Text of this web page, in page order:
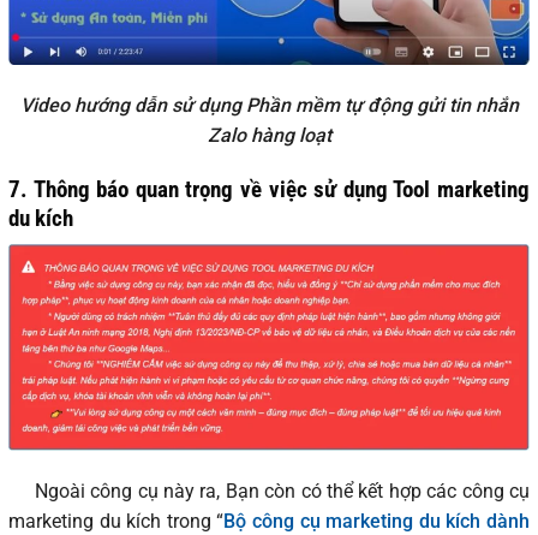
Video hướng dẫn sử dụng Phần mềm tự động gửi tin nhắn
Zalo hàng loạt
7. Thông báo quan trọng về việc sử dụng Tool marketing
du kích
Ngoài công cụ này ra, Bạn còn có thể kết hợp các công cụ
marketing du kích trong “Bộ công cụ marketing du kích dành